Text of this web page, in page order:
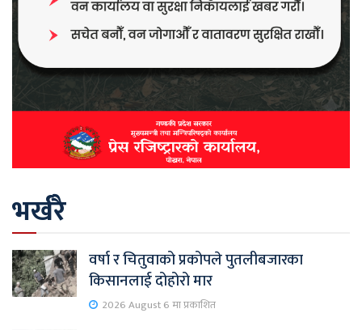
भर्खरै
वर्षा र चितुवाको प्रकोपले पुतलीबजारका
किसानलाई दोहोरो मार
2026 August 6 मा प्रकाशित